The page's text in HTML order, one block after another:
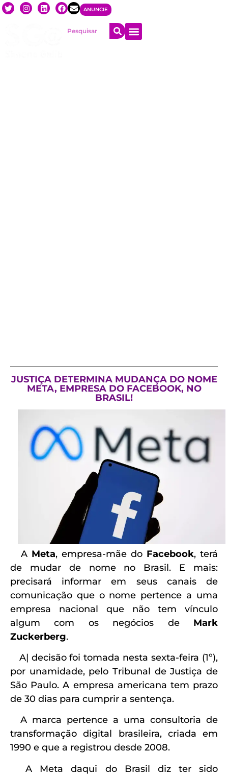
ANUNCIE
JUSTIÇA DETERMINA MUDANÇA DO NOME
META, EMPRESA DO FACEBOOK, NO
BRASIL!
A Meta, empresa-mãe do Facebook, terá
de mudar de nome no Brasil. E mais:
precisará informar em seus canais de
comunicação que o nome pertence a uma
empresa nacional que não tem vínculo
algum com os negócios de Mark
Zuckerberg.
A| decisão foi tomada nesta sexta-feira (1º),
por unamidade, pelo Tribunal de Justiça de
São Paulo. A empresa americana tem prazo
de 30 dias para cumprir a sentença.
A marca pertence a uma consultoria de
transformação digital brasileira, criada em
1990 e que a registrou desde 2008.
A Meta daqui do Brasil diz ter sido